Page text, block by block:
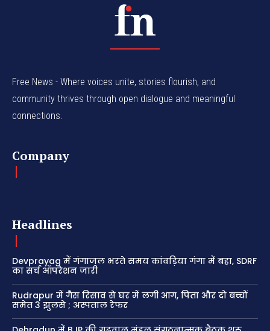
Free News - Where voices unite, stories flourish, and
community thrives through open dialogue and meaningful
connections.
Company
Headlines
Devprayag में गंगाजल भरते समय कांवड़िया गंगा में बहा, SDRF
का सर्च ऑपरेशन जारी
Rudrapur में गैस रिसाव से घर में लगी आग, पिता और दो बच्चों
समेत 3 झुलसे ; अस्पताल रेफर